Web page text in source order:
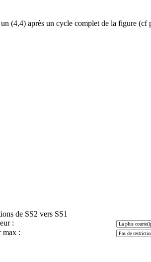
(4,4) après un cycle complet de la figure (cf
de SS2 vers SS1
:
max :